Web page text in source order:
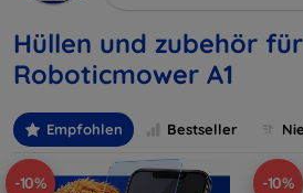
Hüllen und zubehör
Roboticmower A1
Empfohlen Bestseller
-10% -10%